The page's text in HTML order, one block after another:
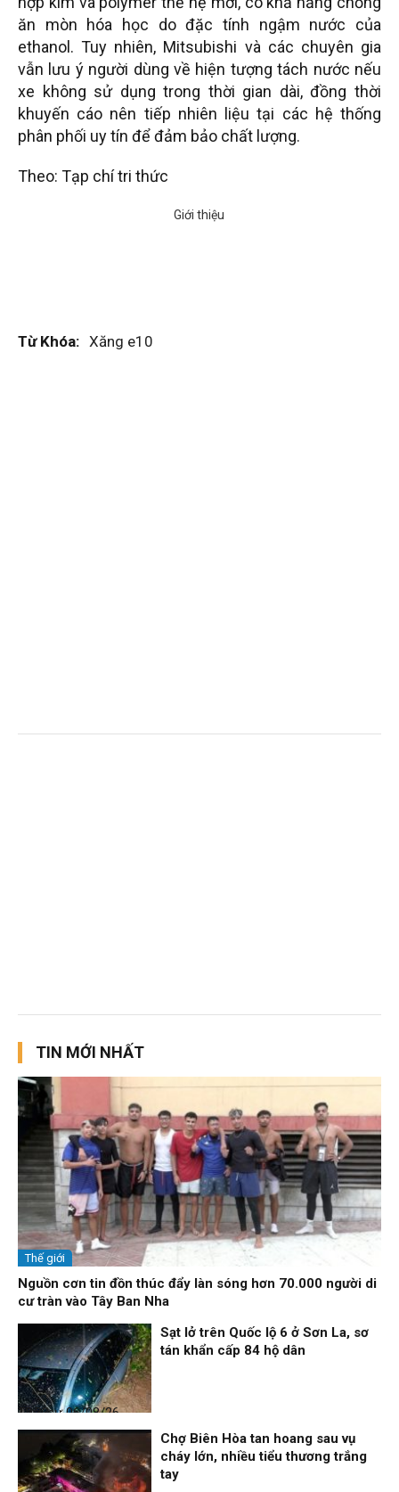
ăn mòn hóa học do đặc tính ngậm nước của
ethanol. Tuy nhiên, Mitsubishi và các chuyên gia
vẫn lưu ý người dùng về hiện tượng tách nước nếu
xe không sử dụng trong thời gian dài, đồng thời
khuyến cáo nên tiếp nhiên liệu tại các hệ thống
phân phối uy tín để đảm bảo chất lượng.
Theo: Tạp chí tri thức
Từ Khóa: Xăng e10
TIN MỚI NHẤT
Thế giới
Nguồn cơn tin đồn thúc đẩy làn sóng hơn 70.000 người di
cư tràn vào Tây Ban Nha
Thời sự
06/08/26, 12:33
Sạt lở trên Quốc lộ 6 ở Sơn La, sơ
tán khẩn cấp 84 hộ dân
Chợ Biên Hòa tan hoang sau vụ
cháy lớn, nhiều tiểu thương trắng
tay